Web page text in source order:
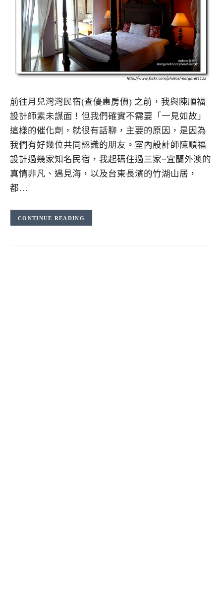
前往月兒灣灣民宿(查優惠房價) 之前，我與陳順福
設計師素未謀面！但我們確實不需要「一見如故」
這樣的催化劑，就很有話聊，主要的原因，是因為
我們有好幾位共同認識的朋友。室內設計師陳順福
設計過幾家知名民宿，我起碼住過三家~宜蘭外澳的
真情非凡、遇見海，以及台東長濱的竹湖山居，
都…
CONTINUE READING